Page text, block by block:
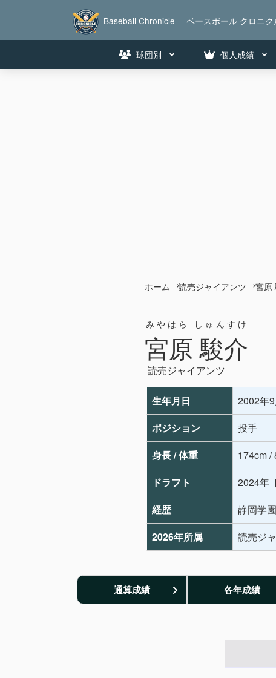
Baseball Chronicle - ベースボール クロニク
球団別 個人成績
ホーム 読売ジャイアンツ 宮原
宮原 駿介
みやはら しゅんすけ
読売ジャイアンツ
生年月日 2002年9
ポジション
投手
身長 / 体重
174cm /
ドラフト
2024年
経歴
静岡学
2026年所属
読売ジ
通算成績 各年成績